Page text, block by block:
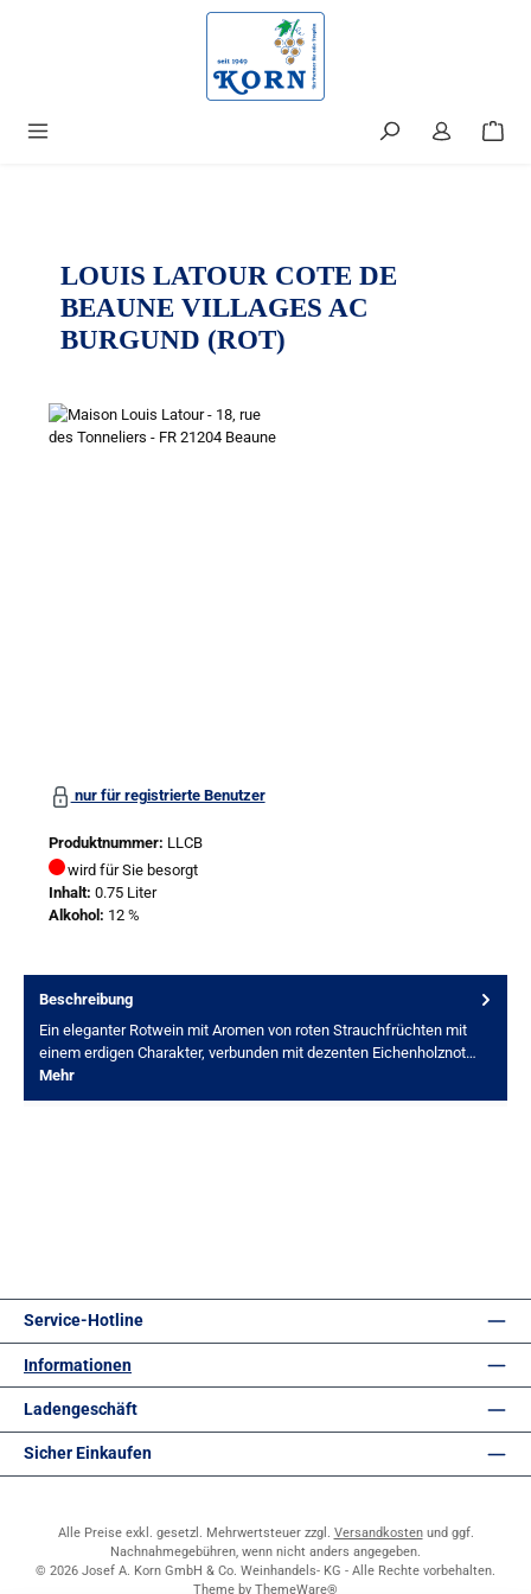
LOUIS LATOUR COTE DE
BEAUNE VILLAGES AC
BURGUND (ROT)
nur für registrierte Benutzer
Produktnummer: LLCB
wird für Sie besorgt
Inhalt: 0.75 Liter
Alkohol: 12 %
Beschreibung
Ein eleganter Rotwein mit Aromen von roten Strauchfrüchten mit
einem erdigen Charakter, verbunden mit dezenten Eichenholznot…
Mehr
Service-Hotline
Informationen
Ladengeschäft
Sicher Einkaufen
Alle Preise exkl. gesetzl. Mehrwertsteuer zzgl. Versandkostenund ggf.
Nachnahmegebühren, wenn nicht anders angegeben.
© 2026 Josef A. Korn GmbH & Co. Weinhandels- KG - Alle Rechte vorbehalten.
Theme by ThemeWare®